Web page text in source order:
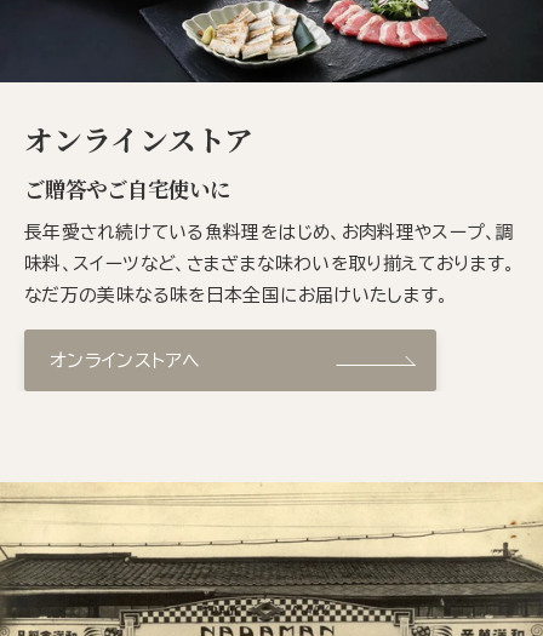
オンラインストア
ご贈答やご自宅使いに
長年愛され続けている魚料理をはじめ、お肉料理やスープ、調
味料、スイーツなど、さまざまな味わいを取り揃えております。
なだ万の美味なる味を日本全国にお届けいたします。
オンラインストアへ